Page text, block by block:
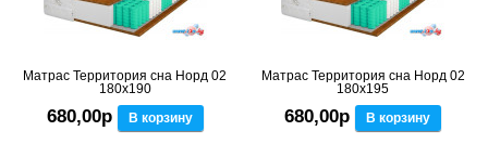
Матрас Территория сна Норд 02
180x190
680,00р В корзину
Матрас Территория сна Норд 02
180x195
680,00р В корзину